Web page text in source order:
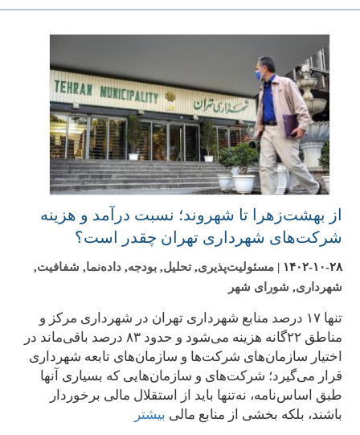
از بهشت‌زهرا تا شهروند؛ نسبت درآمد و هزینه
شرکت‌های شهرداری تهران چقدر است؟
۱۴۰۲-۱۰-۲۸ |مسئولیت‌پذیری,تحلیل,بودجه,داده‌نما, شفافیت,
شهرداری, شورای شهر
تنها ۱۷ درصد منابع شهرداری تهران در شهرداری مرکز و
مناطق ۲۲گانه هزینه می‌شود و حدود ۸۳ درصد باقی‌ماند در
اختیار سازمان‌های شرکت‌ها و سازمان‌های تابعه‌ شهرداری
قرار می‌گیرد؛ شرکت‌های و سازمان‌هایی که بسیاری آنها
طبق اساس‌نامه، نه‌تنها باید از استقلال مالی برخوردار
باشند، بلکه بخشی از منابع مالی بیشتر